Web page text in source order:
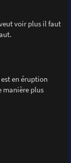
voir plus il faut
en éruption
manière plus